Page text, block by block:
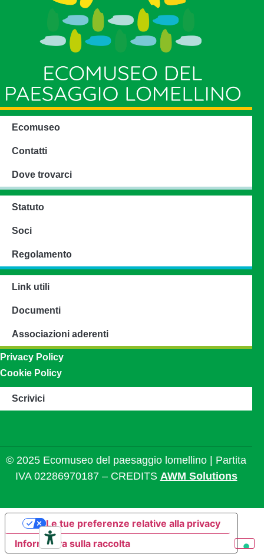
Ecomuseo
Contatti
Dove trovarci
Statuto
Soci
Regolamento
Link utili
Documenti
Associazioni aderenti
Privacy Policy
Cookie Policy
Scrivici
© 2025 Ecomuseo del paesaggio lomellino | Partita
IVA 02286970187 – CREDITS AWM Solutions
Informativa sulla raccolta
Le tue preferenze relative alla privacy